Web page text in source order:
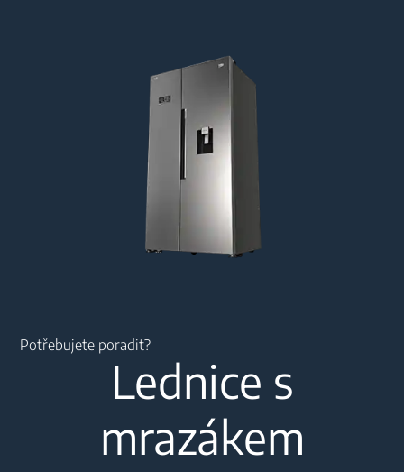
Potřebujete poradit?
Lednice s
mrazákem